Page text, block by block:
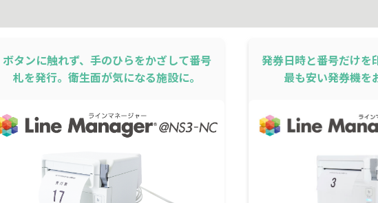
ボタンに触れず、手のひらをかざして番号
札を発行。衛生面が気になる施設に。
発券日時と番号だけを
最も安い発券機を